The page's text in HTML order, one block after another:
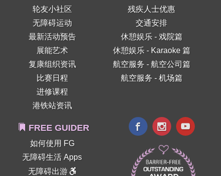
轮友小社区
无障碍运动
最新活动预告
展能艺术
复康组织资讯
比赛日程
进修课程
港铁站资讯
残疾人士优惠
交通安排
休憩娱乐 - 戏院篇
休憩娱乐 - Karaoke 篇
航空服务 - 航空公司篇
航空服务 - 机场篇
FREE GUIDER
如何使用 FG
无障碍生活 Apps
无障碍出游